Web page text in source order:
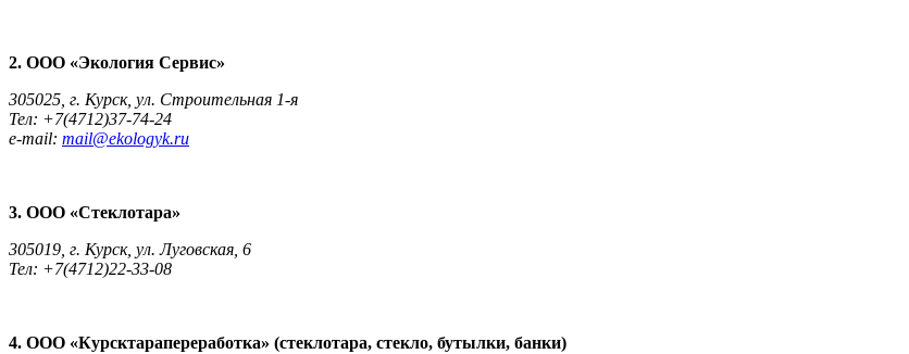
2. ООО «Экология Сервис»
305025, г. Курск, ул. Строительная 1-я
Тел: +7(4712)37-74-24
e-mail: mail@ekologyk.ru
3. ООО «Стеклотара»
305019, г. Курск, ул. Луговская, 6
Тел: +7(4712)22-33-08
4. ООО «Курсктарапереработка» (стеклотара, стекло, бутылки, банки)